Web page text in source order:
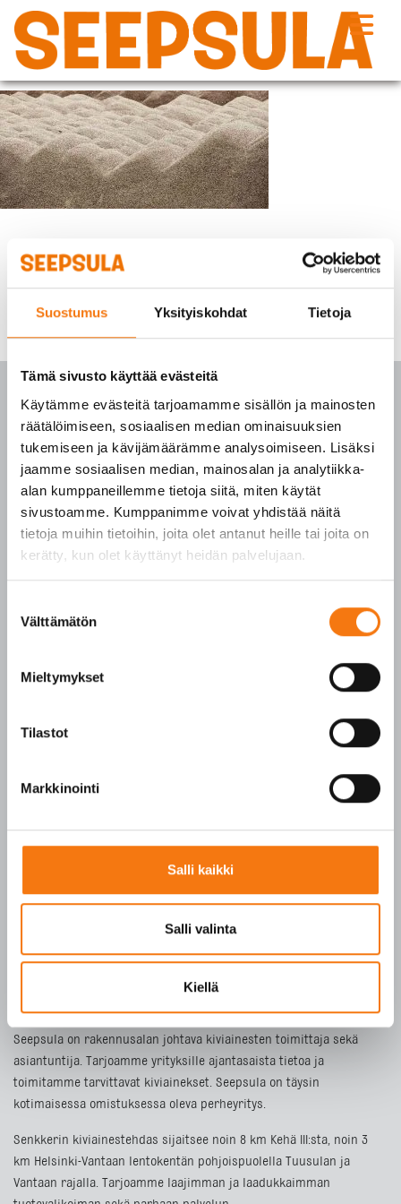
Suostumus Yksityiskohdat Tietoja
Tämä sivusto käyttää evästeitä
Käytämme evästeitä tarjoamamme sisällön ja mainosten
räätälöimiseen, sosiaalisen median ominaisuuksien
tukemiseen ja kävijämäärämme analysoimiseen. Lisäksi
jaamme sosiaalisen median, mainosalan ja analytiikka-
alan kumppaneillemme tietoja siitä, miten käytät
sivustoamme. Kumppanimme voivat yhdistää näitä
tietoja muihin tietoihin, joita olet antanut heille tai joita on
kerätty, kun olet käyttänyt heidän palvelujaan.
valinta
Välttämätön
Mieltymykset
Tilastot
Markkinointi
Salli kaikki
Salli valinta
Kiellä
Siirry
sisältöön
seepsula-hiekoitus
PALVELUKESKUS
SFS-EN 13242
ETUSIVU
VASTUULLISUUS
Seepsula on rakennusalan johtava kiviainesten toimittaja sekä
asiantuntija. Tarjoamme yrityksille ajantasaista tietoa ja
toimitamme tarvittavat kiviainekset. Seepsula on täysin
kotimaisessa omistuksessa oleva perheyritys.
Senkkerin kiviainestehdas sijaitsee noin 8 km Kehä III:sta, noin 3
km Helsinki-Vantaan lentokentän pohjoispuolella Tuusulan ja
Vantaan rajalla. Tarjoamme laajimman ja laadukkaimman